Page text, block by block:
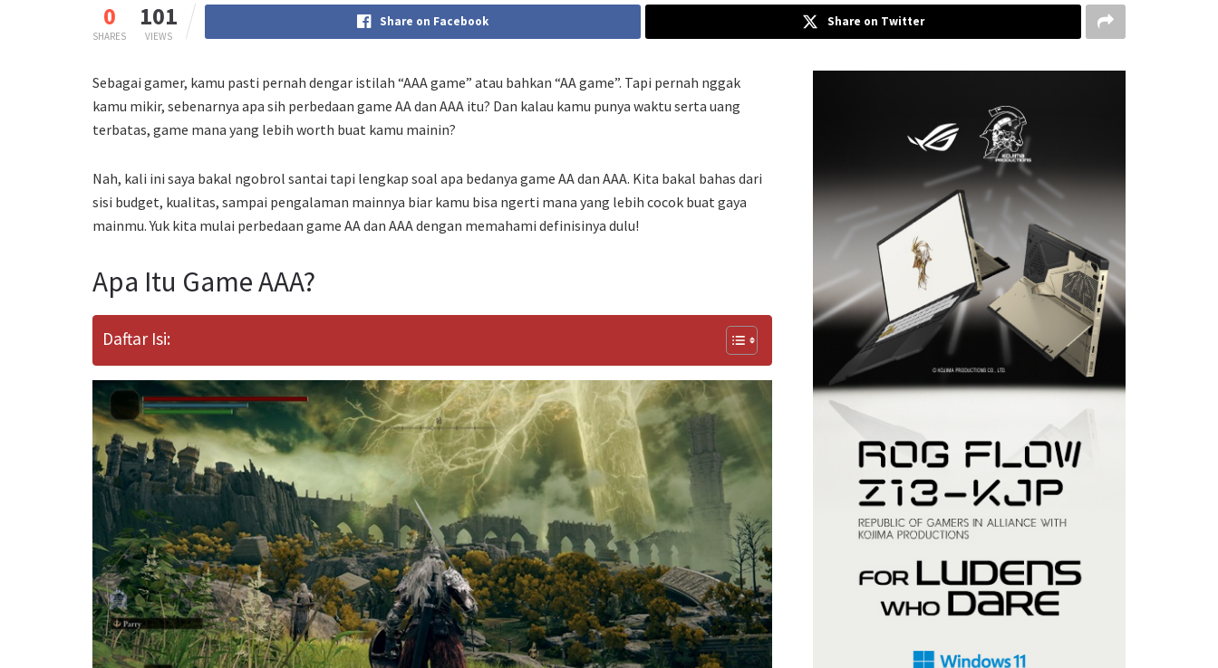
0
SHARES
101
VIEWS
Share on Facebook Share on Twitter
Sebagai gamer, kamu pasti pernah dengar istilah “AAA game” atau bahkan “AA game”. Tapi pernah nggak
kamu mikir, sebenarnya apa sih perbedaan game AA dan AAA itu? Dan kalau kamu punya waktu serta uang
terbatas, game mana yang lebih worth buat kamu mainin?
Nah, kali ini saya bakal ngobrol santai tapi lengkap soal apa bedanya game AA dan AAA. Kita bakal bahas dari
sisi budget, kualitas, sampai pengalaman mainnya biar kamu bisa ngerti mana yang lebih cocok buat gaya
mainmu. Yuk kita mulai perbedaan game AA dan AAA dengan memahami definisinya dulu!
Apa Itu Game AAA?
Daftar Isi: